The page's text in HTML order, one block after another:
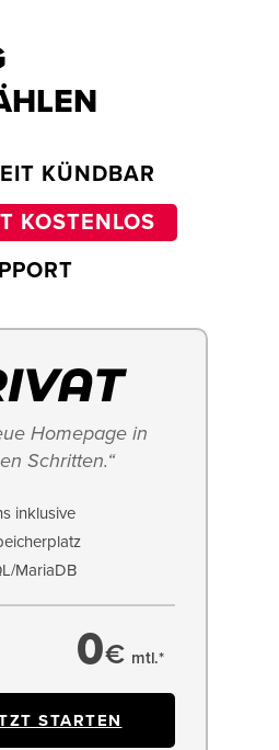
KÜNDBAR
KOSTENLOS
Homepage in
Schritten.“
inklusive
MariaDB
0€ mtl.*
STARTEN